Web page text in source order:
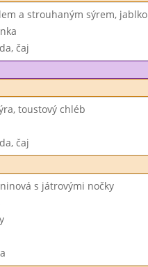
a strouhaným sýrem, jablko
čaj
toustový chléb
čaj
s játrovými nočky